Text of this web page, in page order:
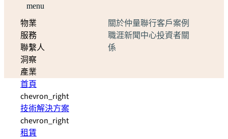
menu
物業
服務
聯繫人
洞察
產業
關於仲量聯行客戶案例
職涯新聞中心投資者關
係
首頁
chevron_right
技術解決方案
chevron_right
租賃